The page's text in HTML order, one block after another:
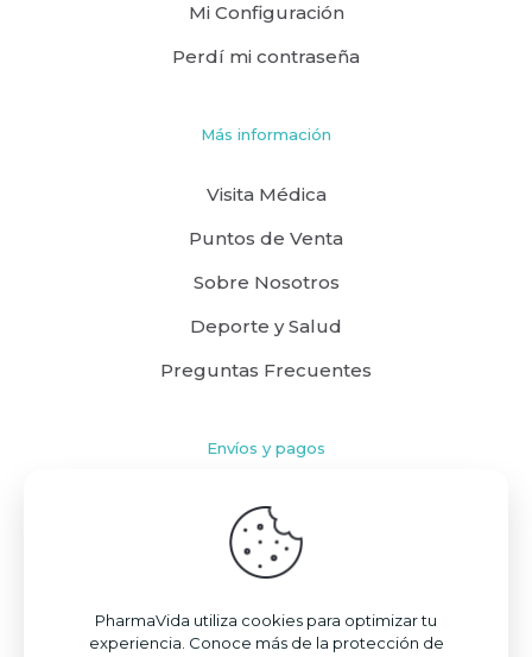
Mi Configuración
Perdí mi contraseña
Más información
Visita Médica
Puntos de Venta
Sobre Nosotros
Deporte y Salud
Preguntas Frecuentes
Envíos y pagos
Cómo comprar
Políticas de Envío
PharmaVida utiliza cookies para optimizar tu
experiencia. Conoce más de la protección de